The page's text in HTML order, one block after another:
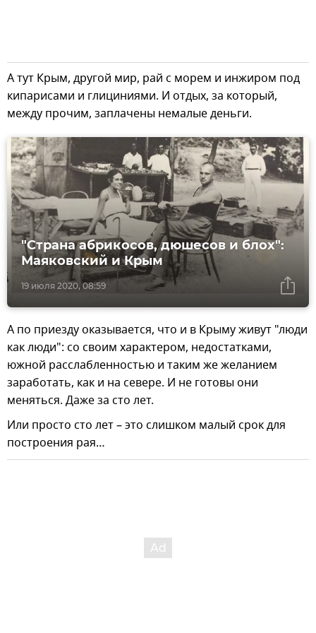
А тут Крым, другой мир, рай с морем и инжиром под
кипарисами и глициниями. И отдых, за который,
между прочим, заплачены немалые деньги.
19 июля 2020, 08:59
"Страна абрикосов, дюшесов и блох":
Маяковский и Крым
А по приезду оказывается, что и в Крыму живут "люди
как люди": со своим характером, недостатками,
южной расслабленностью и таким же желанием
заработать, как и на севере. И не готовы они
меняться. Даже за сто лет.
Или просто сто лет – это слишком малый срок для
построения рая…